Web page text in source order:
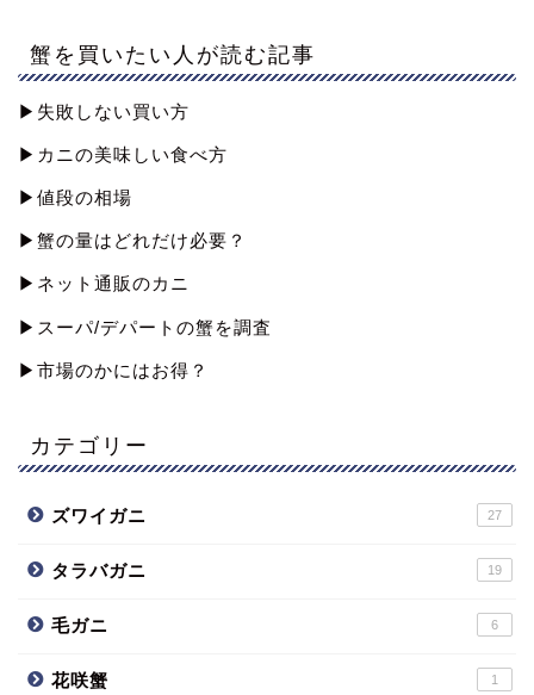
蟹を買いたい人が読む記事
▶︎失敗しない買い方
▶︎カニの美味しい食べ方
▶︎値段の相場
▶︎蟹の量はどれだけ必要？
▶︎ネット通販のカニ
▶︎スーパ/デパートの蟹を調査
▶︎市場のかにはお得？
カテゴリー
ズワイガニ 27
タラバガニ 19
毛ガニ 6
花咲蟹 1